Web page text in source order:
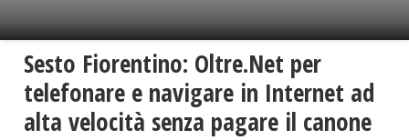
Sesto Fiorentino: Oltre.Net per
telefonare e navigare in Internet ad
alta velocità senza pagare il canone